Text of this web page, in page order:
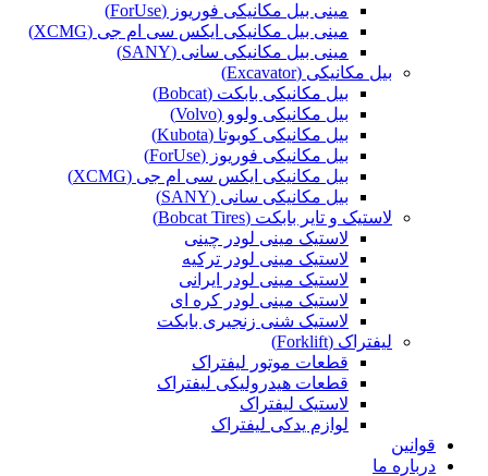
مینی بیل مکانیکی فوریوز (ForUse)
مینی بیل مکانیکی ایکس سی ام جی (XCMG)
مینی بیل مکانیکی سانی (SANY)
بیل مکانیکی (Excavator)
بیل مکانیکی بابکت (Bobcat)
بیل مکانیکی ولوو (Volvo)
بیل مکانیکی کوبوتا (Kubota)
بیل مکانیکی فوریوز (ForUse)
بیل مکانیکی ایکس سی ام جی (XCMG)
بیل مکانیکی سانی (SANY)
لاستیک و تایر بابکت (Bobcat Tires)
لاستیک مینی لودر چینی
لاستیک مینی لودر ترکیه
لاستیک مینی لودر ایرانی
لاستیک مینی لودر کره ای
لاستیک شنی زنجیری بابکت
لیفتراک (Forklift)
قطعات موتور لیفتراک
قطعات هیدرولیکی لیفتراک
لاستیک لیفتراک
لوازم یدکی لیفتراک
قوانین
درباره ما